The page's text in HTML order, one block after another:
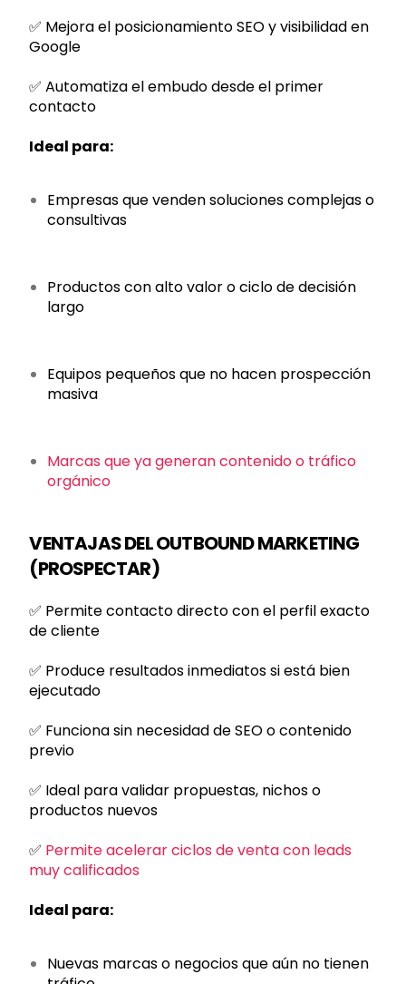
✅ Mejora el posicionamiento SEO y visibilidad en
Google
✅ Automatiza el embudo desde el primer
contacto
Ideal para:
Empresas que venden soluciones complejas o
consultivas
Productos con alto valor o ciclo de decisión
largo
Equipos pequeños que no hacen prospección
masiva
Marcas que ya generan contenido o tráfico
orgánico
VENTAJAS DEL OUTBOUND MARKETING
(PROSPECTAR)
✅ Permite contacto directo con el perfil exacto
de cliente
✅ Produce resultados inmediatos si está bien
ejecutado
✅ Funciona sin necesidad de SEO o contenido
previo
✅ Ideal para validar propuestas, nichos o
productos nuevos
✅ Permite acelerar ciclos de venta con leads
muy calificados
Ideal para:
Nuevas marcas o negocios que aún no tienen